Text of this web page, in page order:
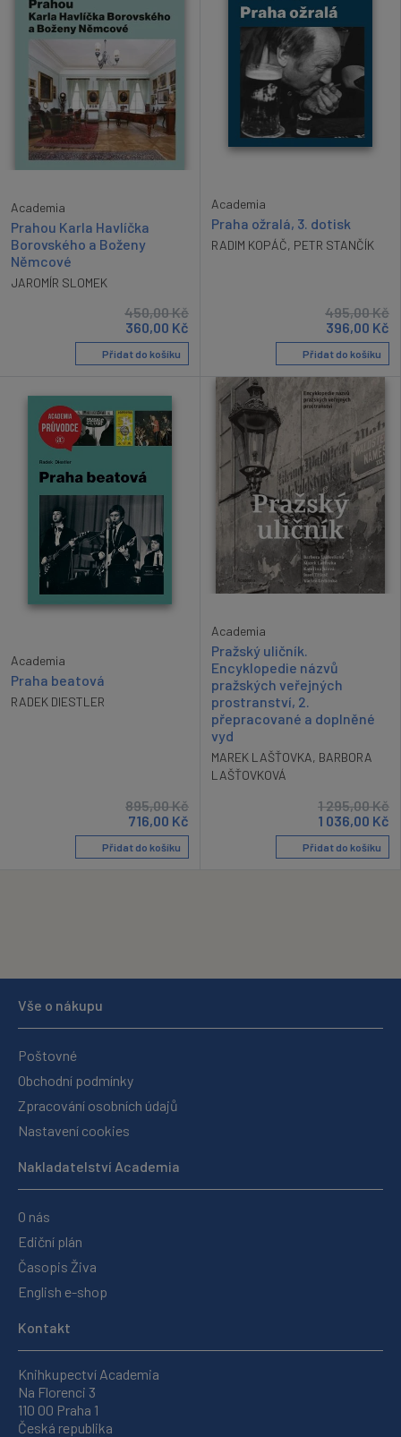
Academia
Prahou Karla Havlíčka
Borovského a Boženy
Němcové
JAROMÍR SLOMEK
450,00Kč
360,00 Kč
Přidat do košíku
Academia
Praha ožralá, 3. dotisk
RADIM KOPÁČ, PETR STANČÍK
495,00Kč
396,00 Kč
Přidat do košíku
Academia
Praha beatová
RADEK DIESTLER
895,00Kč
716,00 Kč
Přidat do košíku
Academia
Pražský uličník.
Encyklopedie názvů
pražských veřejných
prostranství, 2.
přepracované a doplněné
vyd
MAREK LAŠŤOVKA, BARBORA
LAŠŤOVKOVÁ
1 295,00Kč
1 036,00 Kč
Přidat do košíku
Vše o nákupu
Poštovné
Obchodní podmínky
Zpracování osobních údajů
Nastavení cookies
Nakladatelství Academia
O nás
Ediční plán
Časopis Živa
English e-shop
Kontakt
Knihkupectví Academia
Na Florenci 3
110 00 Praha 1
Česká republika